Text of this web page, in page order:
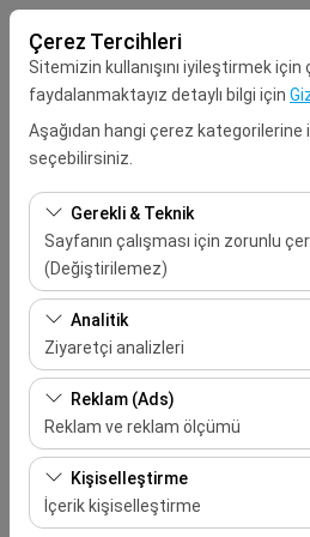
Çerez Tercihleri
Sitemizin kullanışını iyileştirmek
faydalanmaktayız detaylı bilgi için
Aşağıdan hangi çerez kategorilerine
seçebilirsiniz.
Gerekli & Teknik
Sayfanın çalışması için zorunlu
(Değiştirilemez)
Bu çerezler sitenin doğru şekilde
oturum yönetimi ve temel işlevler
dışı bırakılamaz.
Analitik
Ziyaretçi analizleri
Bu çerezler, sitemizin nasıl
en çok ziyaret edilen sayfalar,
analiz etmemizi sağlar. Bu veriler,
performansını ölçmek ve kullanıcı
iyileştirmek için kullanılır.
Reklam (Ads)
Reklam ve reklam ölçümü
Bu çerezler, size ilgi alanlarınıza
reklamlar göstermemize ve reklam
etkinliğini (gösterim sayısı,
Kişiselleştirme
İçerik kişiselleştirme
Seçiniz
Alış Tarih & Saat
Bırakış Tarih & Saat